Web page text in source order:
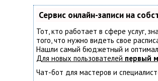
Сервис онлайн-записи на
Тот, кто работает в сфере услуг,
того, что нужно видеть свое
Нашли самый бюджетный и
Для новых пользователей первый
Чат-бот для мастеров и